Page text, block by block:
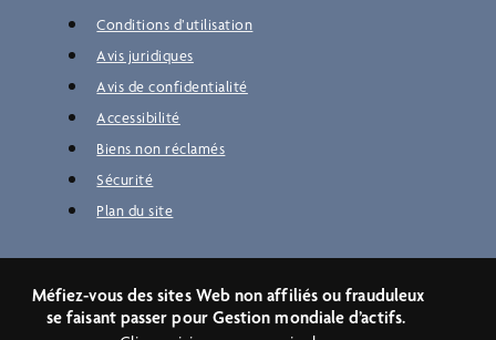
Conditions d’utilisation
Avis juridiques
Avis de confidentialité
Accessibilité
Biens non réclamés
Sécurité
Plan du site
Méfiez-vous des sites Web non affiliés ou frauduleux
se faisant passer pour Gestion mondiale d’actifs.